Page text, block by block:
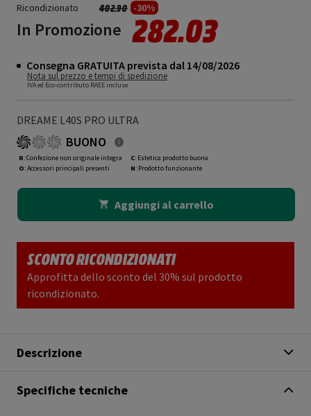
Ricondizionato
Prezzo ridotto da
402.90a -30%
In Promozione 282.03
Consegna GRATUITA prevista dal 14/08/2026
Nota sul prezzo e tempi di spedizione
IVA ed Eco-contributo RAEE incluse
DREAME L40S PRO ULTRA
BUONO
R: Confezione non originale integra
O: Accessori principali presenti
C: Estetica prodotto buona
N: Prodotto funzionante
Aggiungi al carrello
SCONTO RICONDIZIONATI
Approfitta dello sconto del 30% sul prodotto
ricondizionato.
Descrizione
Specifiche tecniche